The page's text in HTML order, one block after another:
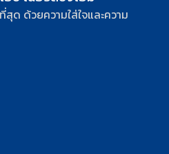
ด ด้วยความใส่ใจและความ